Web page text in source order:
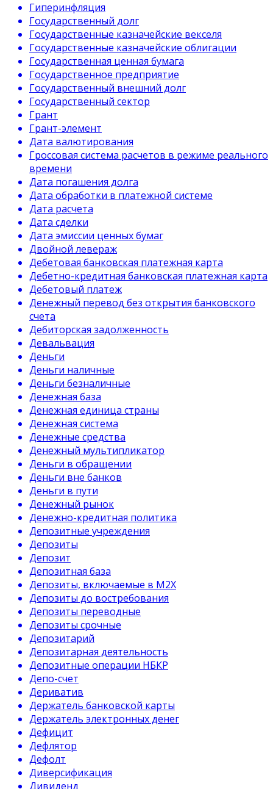
Гиперинфляция
Государственный долг
Государственные казначейские векселя
Государственные казначейские облигации
Государственная ценная бумага
Государственное предприятие
Государственный внешний долг
Государственный сектор
Грант
Грант-элемент
Дата валютирования
Гроссовая система расчетов в режиме реального
времени
Дата погашения долга
Дата обработки в платежной системе
Дата расчета
Дата сделки
Дата эмиссии ценных бумаг
Двойной левераж
Дебетовая банковская платежная карта
Дебетно-кредитная банковская платежная карта
Дебетовый платеж
Денежный перевод без открытия банковского
счета
Дебиторская задолженность
Девальвация
Деньги
Деньги наличные
Деньги безналичные
Денежная база
Денежная единица страны
Денежная система
Денежные средства
Денежный мультипликатор
Деньги в обращении
Деньги вне банков
Деньги в пути
Денежный рынок
Денежно-кредитная политика
Депозитные учреждения
Депозиты
Депозит
Депозитная база
Депозиты, включаемые в М2Х
Депозиты до востребования
Депозиты переводные
Депозиты срочные
Депозитарий
Депозитарная деятельность
Депозитные операции НБКР
Депо-счет
Дериватив
Держатель банковской карты
Держатель электронных денег
Дефицит
Дефлятор
Дефолт
Диверсификация
Дивиденд